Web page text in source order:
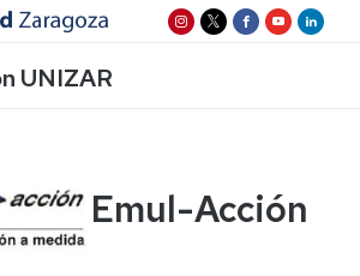
UNIZAR
Emul-Acción